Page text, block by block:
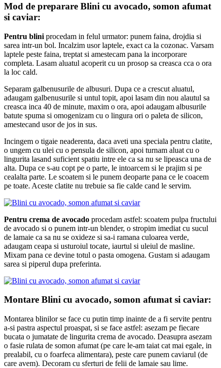
Mod de preparare Blini cu avocado, somon afumat
si caviar:
Pentru blini procedam in felul urmator: punem faina, drojdia si
sarea intr-un bol. Incalzim usor laptele, exact ca la cozonac. Varsam
laptele peste faina, treptat si amestecam pana la incorporare
completa. Lasam aluatul acoperit cu un prosop sa creasca cca o ora
la loc cald.
Separam galbenusurile de albusuri. Dupa ce a crescut aluatul,
adaugam galbenusurile si untul topit, apoi lasam din nou alautul sa
creasca inca 40 de minute, maxim o ora, apoi adaugam albusurile
batute spuma si omogenizam cu o lingura ori o paleta de silicon,
amestecand usor de jos in sus.
Incingem o tigaie neaderenta, daca aveti una speciala pentru clatite,
o ungem cu ulei cu o pensula de silicon, apoi turnam aluat cu o
lingurita lasand suficient spatiu intre ele ca sa nu se lipeasca una de
alta. Dupa ce s-au copt pe o parte, le intoarcem si le prajim si pe
cealalta parte. Le scoatem si le punem deoparte pana ce le coacem
pe toate. Aceste clatite nu trebuie sa fie calde cand le servim.
Pentru crema de avocado procedam astfel: scoatem pulpa fructului
de avocado si o punem intr-un blender, o stropim imediat cu sucul
de lamaie ca sa nu se oxideze si sa-i ramana culoarea verde,
adaugam ceapa si usturoiul tocate, iaurtul si uleiul de masline.
Mixam pana ce devine totul o pasta omogena. Gustam si adaugam
sarea si piperul dupa preferinta.
Montare Blini cu avocado, somon afumat si caviar:
Montarea blinilor se face cu putin timp inainte de a fi servite pentru
a-si pastra aspectul proaspat, si se face astfel: asezam pe fiecare
bucata o jumatate de lingurita crema de avocado. Deasupra asezam
o fasie rulata de somon afumat (pe care le-am taiat cat mai egale, in
prealabil, cu o foarfeca alimentara), peste care punem caviarul (de
care avem). Decoram cu sferturi de felii de lamaie sau lime.